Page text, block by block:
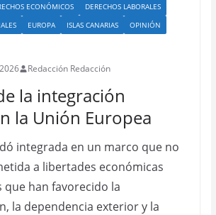
ECONÓMICOS
DERECHOS LABORALES
EUROPA ISLAS CANARIAS
OPINIÓN
Redacción Redacción
la integración
la Unión Europea
integrada en un marco que no
a libertades económicas
que han favorecido la
la dependencia exterior y la